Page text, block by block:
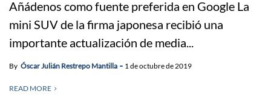
Añádenos como fuente preferida en Google La
mini SUV de la firma japonesa recibió una
importante actualización de media...
By Óscar Julián Restrepo Mantilla 1 de octubre de 2019
READ MORE